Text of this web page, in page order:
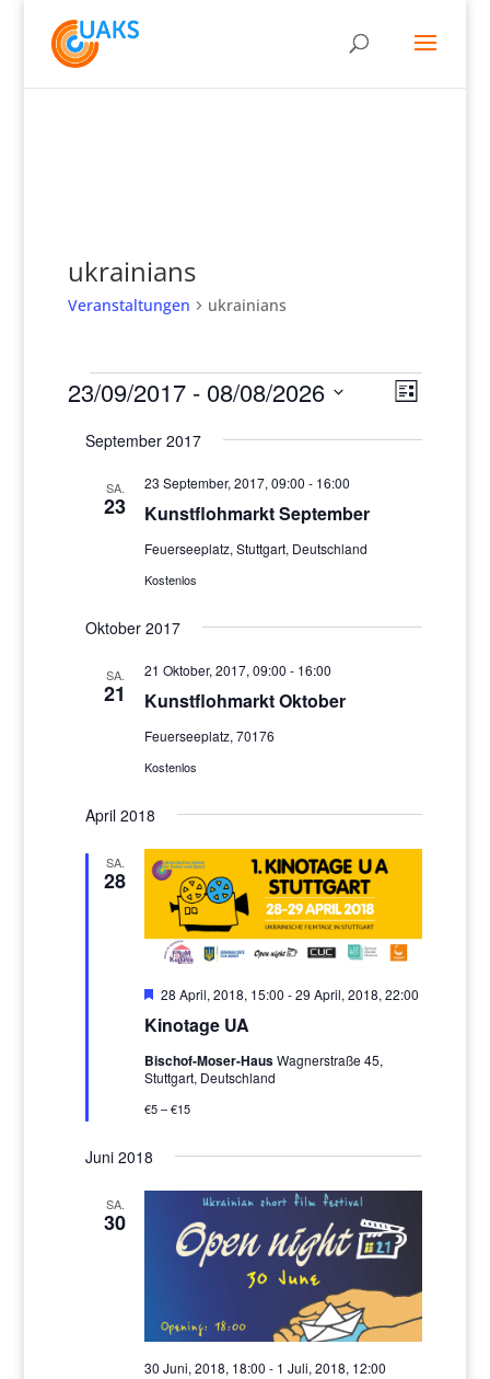
ukrainians
Veranstaltungen ukrainians
Veranstaltungen Liste
23/09/2017 - 08/08/2026
wählen.
September 2017
SA.
23 Kunstflohmarkt September
23 September, 2017, 09:00 - 16:00
Feuerseeplatz, Stuttgart, Deutschland
Kostenlos
Oktober 2017
SA.
21 Kunstflohmarkt Oktober
21 Oktober, 2017, 09:00 - 16:00
Feuerseeplatz, 70176
Kostenlos
April 2018
SA.
28
Kinotage UA
Hervorgehoben
28 April, 2018, 15:00 -29 April, 2018, 22:00
Bischof-Moser-HausWagnerstraße 45,
Stuttgart, Deutschland
€5 – €15
Juni 2018
SA.
30
30 Juni, 2018, 18:00 - 1 Juli, 2018, 12:00